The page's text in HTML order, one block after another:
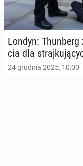
Londyn:
cia dla
24 grudnia 2025, 10:00